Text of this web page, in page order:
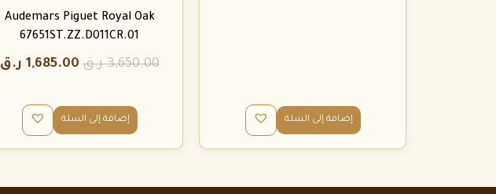
إضافة إلى السلة
Audemars Piguet Royal Oak
67651ST.ZZ.D011CR.01
3,650.00 ر.ق 1,685.00 ر.ق
إضافة إلى السلة